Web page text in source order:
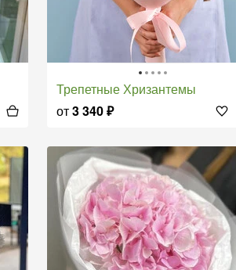
Трепетные Хризантемы
от3 340₽